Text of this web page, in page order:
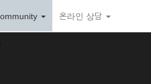
온라인 상담